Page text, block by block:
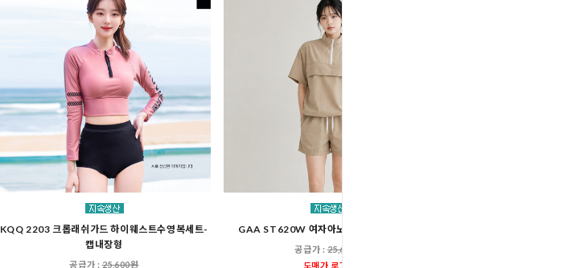
KQQ 2203 크롭래쉬가드 하이웨스트수영복세트-
캡내장형
공급가 :25,600원
GAA ST620W 여자아노락반팔반바지세트
공급가 :25,600원
도매가 로그인